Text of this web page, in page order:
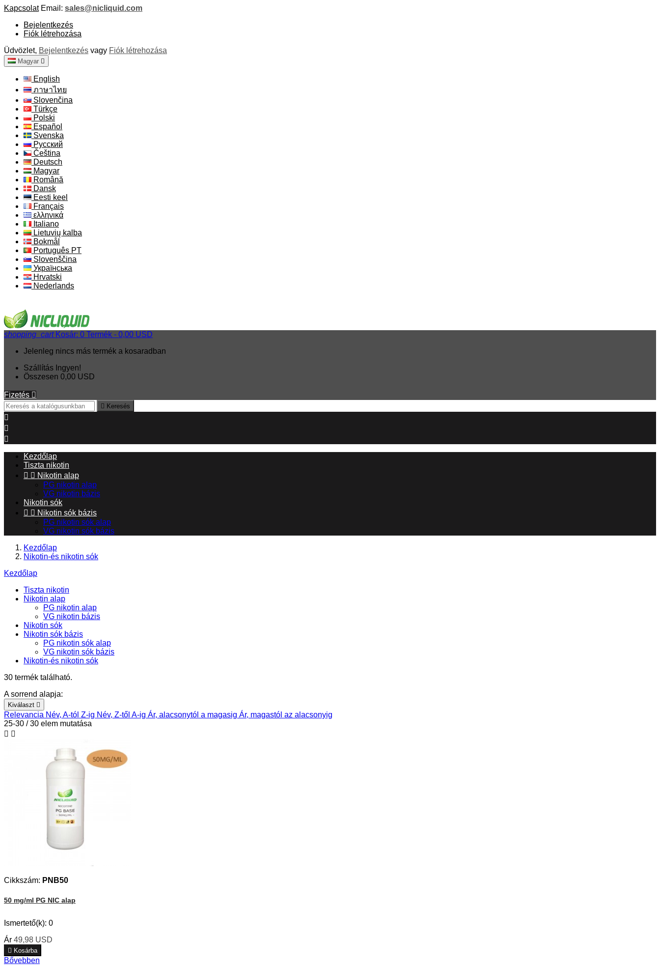
Kapcsolat Email: sales@nicliquid.com
Bejelentkezés
Fiók létrehozása
Üdvözlet, Bejelentkezés vagy Fiók létrehozása
Magyar 
English
ภาษาไทย
Slovenčina
Türkçe
Polski
Español
Svenska
Русский
Čeština
Deutsch
Magyar
Română
Dansk
Eesti keel
Français
ελληνικά
Italiano
Lietuvių kalba
Bokmål
Português PT
Slovenščina
Українська
Hrvatski
Nederlands
shopping_cart Kosár: 0 Termék - 0,00 USD
Jelenleg nincs más termék a kosaradban
Szállítás Ingyen!
Összesen 0,00 USD
Fizetés 
 Keresés



Kezdőlap
Tiszta nikotin
  Nikotin alap
PG nikotin alap
VG nikotin bázis
Nikotin sók
  Nikotin sók bázis
PG nikotin sók alap
VG nikotin sók bázis
Kezdőlap
Nikotin-és nikotin sók
Kezdőlap
Tiszta nikotin
Nikotin alap
PG nikotin alap
VG nikotin bázis
Nikotin sók
Nikotin sók bázis
PG nikotin sók alap
VG nikotin sók bázis
Nikotin-és nikotin sók
30 termék található.
A sorrend alapja:
Kiválaszt 
Relevancia Név, A-tól Z-ig Név, Z-től A-ig Ár, alacsonytól a magasig Ár, magastól az alacsonyig
25-30 / 30 elem mutatása
 
Cikkszám: PNB50
50 mg/ml PG NIC alap
Ismertető(k): 0
Ár 49,98 USD
 Kosárba
Bővebben